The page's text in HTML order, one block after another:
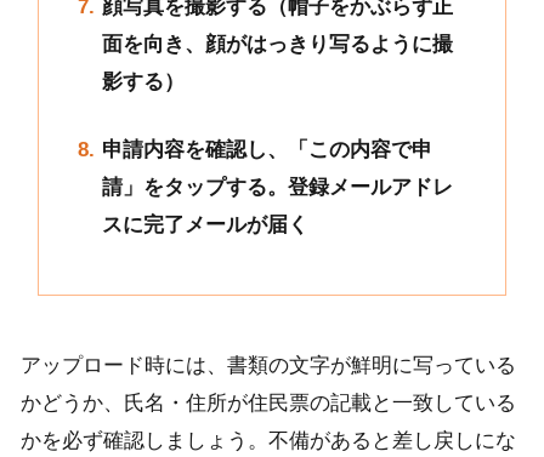
顔写真を撮影する（帽子をかぶらず正
面を向き、顔がはっきり写るように撮
影する）
申請内容を確認し、「この内容で申
請」をタップする。登録メールアドレ
スに完了メールが届く
アップロード時には、書類の文字が鮮明に写っている
かどうか、氏名・住所が住民票の記載と一致している
かを必ず確認しましょう。不備があると差し戻しにな